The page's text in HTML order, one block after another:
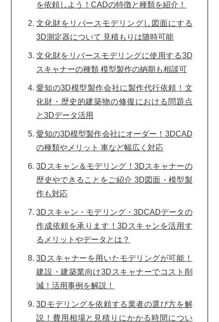
を依頼しよう！CADの特徴と種類を紹介！
文化財をリバースモデリングし図面にする
3D測定器について 見積もりは随時可能
文化財をリバースモデリングに使用する3D
スキャナーの種類 模型製作の納期も相談可
愛知の3D模型製作会社に製作代行依頼！文
化財・歴史的建築物の修復における問題点
と3Dデータ活用
愛知の3D模型製作会社にオーダー！3DCAD
の種類やメリット 車など幅広く対応
3Dスキャン＆モデリング！3Dスキャナーの
歴史やできることをご紹介 3D図面・模型製
作も対応
3Dスキャン・モデリング・3DCADデータの
作成依頼を承ります！3Dスキャンを活用す
るメリットやデータとは？
3Dスキャナーを用いたモデリングが可能！
建設・建築業向け3Dスキャナーでコスト削
減！活用事例を解説！
3Dモデリングを依頼する業者の選び方を解
説！費用相場と見積りにかかる時間につい